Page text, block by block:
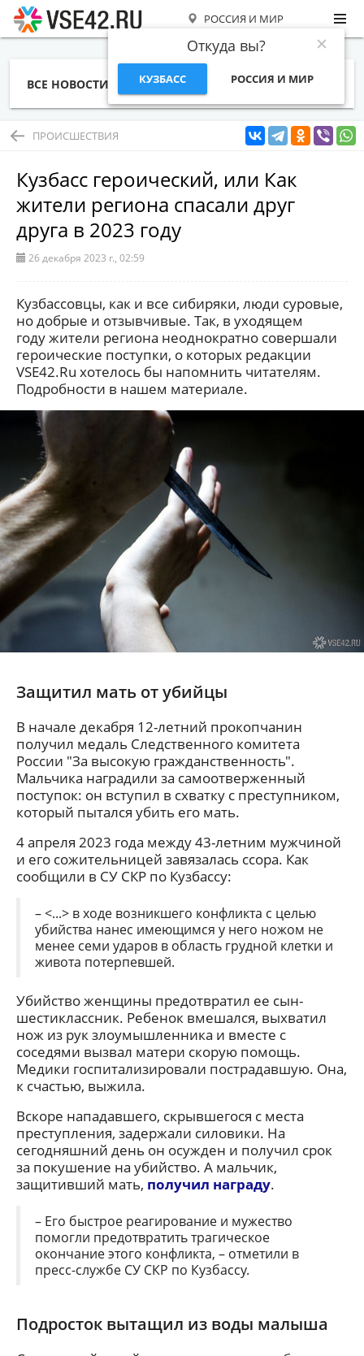
РОССИЯ И МИР
Откуда вы?
КУЗБАСС РОССИЯ И МИР
ВСЕ НОВОСТИ СТАТЬИ ТЕМЫ ФОТО
ПРОИСШЕСТВИЯ
Кузбасс героический, или Как
жители региона спасали друг
друга в 2023 году
26 декабря 2023 г., 02:59
Кузбассовцы, как и все сибиряки, люди суровые,
но добрые и отзывчивые. Так, в уходящем
году жители региона неоднократно совершали
героические поступки, о которых редакции
VSE42.Ru хотелось бы напомнить читателям.
Подробности в нашем материале.
Защитил мать от убийцы
В начале декабря 12-летний прокопчанин
получил медаль Следственного комитета
России "За высокую гражданственность".
Мальчика наградили за самоотверженный
поступок: он вступил в схватку с преступником,
который пытался убить его мать.
4 апреля 2023 года между 43-летним мужчиной
и его сожительницей завязалась ссора. Как
сообщили в СУ СКР по Кузбассу:
– <...> в ходе возникшего конфликта с целью
убийства нанес имеющимся у него ножом не
менее семи ударов в область грудной клетки и
живота потерпевшей.
Убийство женщины предотвратил ее сын-
шестиклассник. Ребенок вмешался, выхватил
нож из рук злоумышленника и вместе с
соседями вызвал матери скорую помощь.
Медики госпитализировали пострадавшую. Она,
к счастью, выжила.
Вскоре нападавшего, скрывшегося с места
преступления, задержали силовики. На
сегодняшний день он осужден и получил срок
за покушение на убийство. А мальчик,
защитивший мать, получил награду.
– Его быстрое реагирование и мужество
помогли предотвратить трагическое
окончание этого конфликта, – отметили в
пресс-службе СУ СКР по Кузбассу.
Подросток вытащил из воды малыша